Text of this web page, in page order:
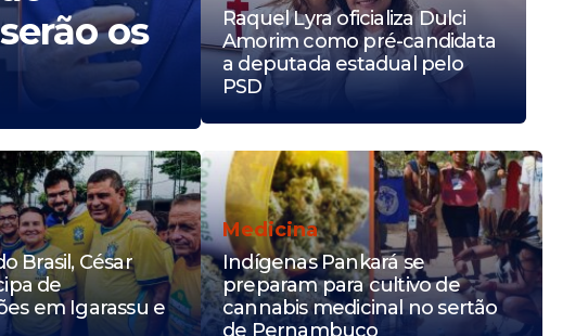
os
Cidadão
Brasil
Raquel Lyra oficializa Dulci
Amorim como pré-candidata
a deputada estadual pelo
PSD
Brasil, César
de
em Igarassu e
Medicina
Indígenas Pankará se
preparam para cultivo de
cannabis medicinal no sertão
de Pernambuco